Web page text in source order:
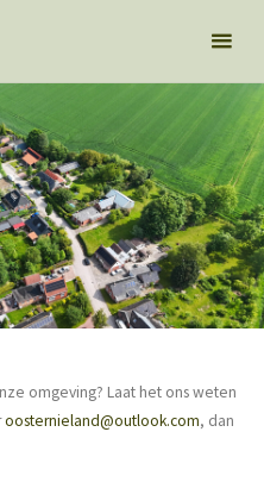
omgeving? Laat het ons weten
oosternieland@outlook.com, dan